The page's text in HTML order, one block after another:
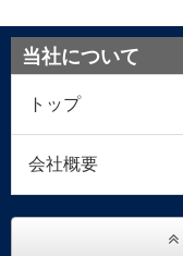
当社について
トップ
会社概要